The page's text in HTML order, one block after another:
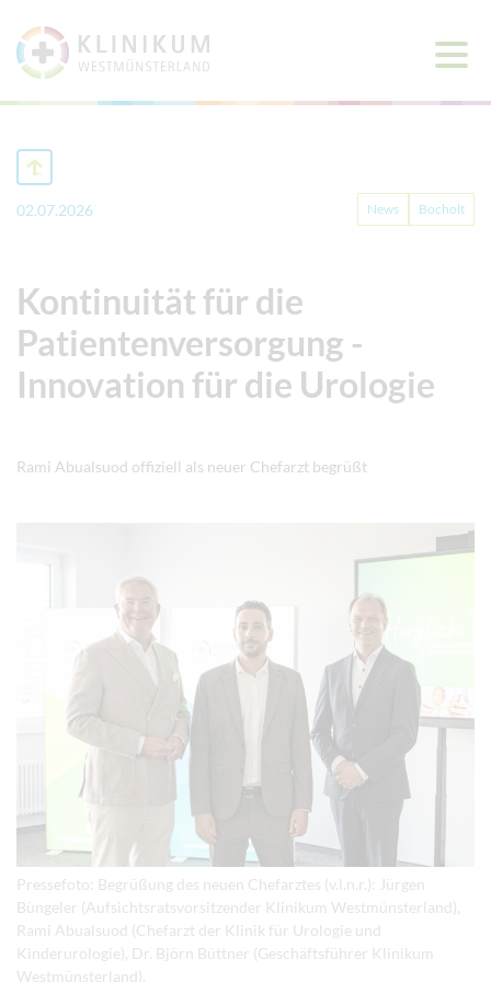
02.07.2026 News Bocholt
Kontinuität für die
Patientenversorgung -
Innovation für die Urologie
Rami Abualsuod offiziell als neuer Chefarzt begrüßt
Pressefoto: Begrüßung des neuen Chefarztes (v.l.n.r.): Jürgen
Büngeler (Aufsichtsratsvorsitzender Klinikum Westmünsterland),
Rami Abualsuod (Chefarzt der Klinik für Urologie und
Kinderurologie), Dr. Björn Büttner (Geschäftsführer Klinikum
Westmünsterland).